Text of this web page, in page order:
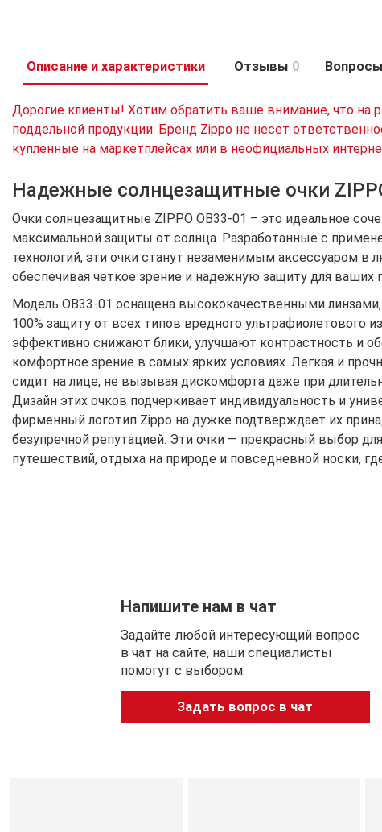
Описание и характеристики Отзывы 0
Дорогие клиенты! Хотим обратить ваше внимание, что на
поддельной продукции. Бренд Zippo не несет
купленные на маркетплейсах или в неофициальных
Надежные солнцезащитные очки
Очки солнцезащитные ZIPPO OB33-01 – это идеальное
максимальной защиты от солнца. Разработанные с
технологий, эти очки станут незаменимым аксессуаром в
обеспечивая четкое зрение и надежную защиту для ваших
Модель OB33-01 оснащена высококачественными
100% защиту от всех типов вредного ультрафиолетового
эффективно снижают блики, улучшают контрастность и
комфортное зрение в самых ярких условиях. Легкая и
сидит на лице, не вызывая дискомфорта даже при
Дизайн этих очков подчеркивает индивидуальность и
фирменный логотип Zippo на дужке подтверждает их
безупречной репутацией. Эти очки — прекрасный выбор
путешествий, отдыха на природе и повседневной носки,
✔ Высококачественные линзы для четкости зрения и
✔ Современный универсальный дизайн.
✔ Подходят для различных видов активности и
Идеальный выбор очки ZIPPO OB33-01
функциональный аксессуар, который дополнит ваш стиль
любых условиях освещения.
Напишите нам в чат
Задайте любой интересующий вопрос
в чат на сайте, наши специалисты
помогут с выбором.
Задать вопрос в чат